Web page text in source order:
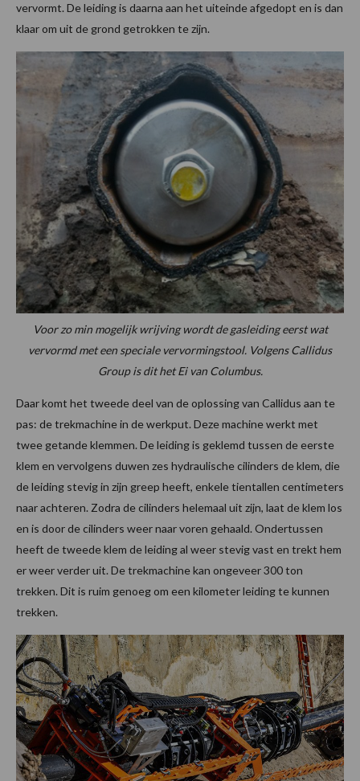
vervormt. De leiding is daarna aan het uiteinde afgedopt en is dan
klaar om uit de grond getrokken te zijn.
Voor zo min mogelijk wrijving wordt de gasleiding eerst wat
vervormd met een speciale vervormingstool. Volgens Callidus
Group is dit het Ei van Columbus.
Daar komt het tweede deel van de oplossing van Callidus aan te
pas: de trekmachine in de werkput. Deze machine werkt met
twee getande klemmen. De leiding is geklemd tussen de eerste
klem en vervolgens duwen zes hydraulische cilinders de klem, die
de leiding stevig in zijn greep heeft, enkele tientallen centimeters
naar achteren. Zodra de cilinders helemaal uit zijn, laat de klem los
en is door de cilinders weer naar voren gehaald. Ondertussen
heeft de tweede klem de leiding al weer stevig vast en trekt hem
er weer verder uit. De trekmachine kan ongeveer 300 ton
trekken. Dit is ruim genoeg om een kilometer leiding te kunnen
trekken.